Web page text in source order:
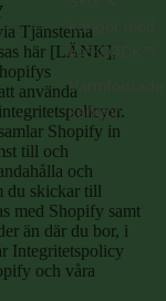
kängor med
ICE-LOCK™
Varmfodrade
kängor
Tjänsterna
här [LÄNK],
använda
Shopify in
till och
och
du skickar till
med Shopify samt
än där du bor, i
Integritetspolicy
och våra